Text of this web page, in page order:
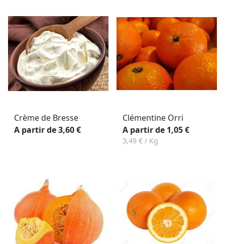
Crème de Bresse
A partir de 3,60 €
Clémentine Orri
A partir de 1,05 €
3,49 € / Kg